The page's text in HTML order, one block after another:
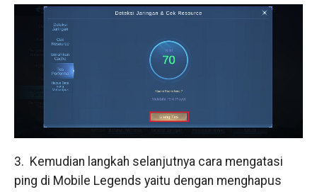
3. Kemudian langkah selanjutnya cara mengatasi
ping di Mobile Legends yaitu dengan menghapus